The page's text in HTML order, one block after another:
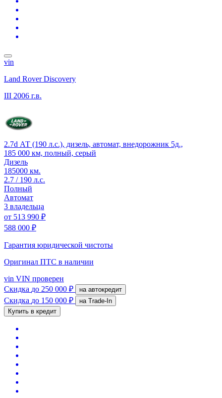
vin
Land Rover Discovery
III 2006 г.в.
2.7d АТ (190 л.с.), дизель, автомат, внедорожник 5д.,
185 000 км, полный, серый
Дизель
185000 км.
2.7 / 190 л.с.
Полный
Автомат
3 владельца
от 513 990 ₽
588 000 ₽
Гарантия юридической чистоты
Оригинал ПТС в наличии
vin VIN проверен
Скидка до 250 000 ₽ на автокредит
Скидка до 150 000 ₽
на Trade-In
Купить в кредит